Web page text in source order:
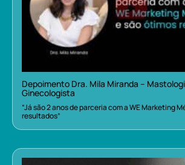
Depoimento Dra. Mila Miranda –
Ginecologista
“Já são 2 anos de parceria com a WE Marketing
resultados”